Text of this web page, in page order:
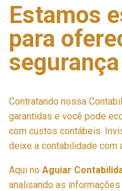
Estamos
para
Contratando nossa
garantidas e você pode
com custos contábeis.
deixe a contabilidade com
Aqui no Aguiar
analisando as